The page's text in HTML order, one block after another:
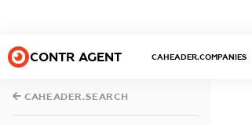
CONTR AGENT CAHEADER.COMPANIES
CAHEADER.SEARCH